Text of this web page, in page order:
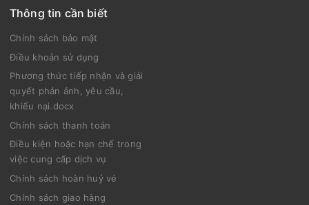
Thông tin cần biết
Chính sách bảo mật
Điều khoản sử dụng
Phương thức tiếp nhận và giải
quyết phản ánh, yêu cầu,
khiếu nại.docx
Chính sách thanh toán
Điều kiện hoặc hạn chế trong
việc cung cấp dịch vụ
Chính sách hoàn huỷ vé
Chính sách giao hàng